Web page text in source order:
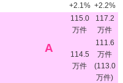
+2.1% +2.2%
A
115.0
万件
117.2
万件
114.5
万件
111.6
万件
(113.0
万件)